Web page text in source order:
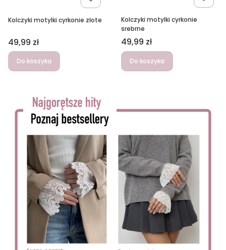
Kolczyki motylki cyrkonie złote
Cena
49,99 zł
Do koszyka
Kolczyki motylki cyrkonie
srebrne
Cena
49,99 zł
Do koszyka